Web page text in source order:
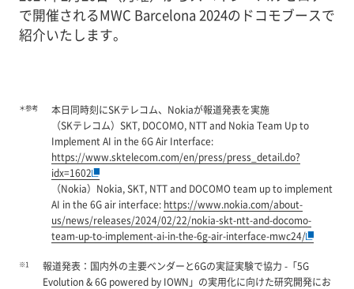
で開催されるMWC Barcelona 2024のドコモブースで
紹介いたします。
＊参考
本日同時刻にSKテレコム、Nokiaが報道発表を実施
（SKテレコム）SKT, DOCOMO, NTT and Nokia Team Up to
Implement AI in the 6G Air Interface:
https://www.sktelecom.com/en/press/press_detail.do?
idx=1602
（Nokia）Nokia, SKT, NTT and DOCOMO team up to implement
AI in the 6G air interface: https://www.nokia.com/about-
us/news/releases/2024/02/22/nokia-skt-ntt-and-docomo-
team-up-to-implement-ai-in-the-6g-air-interface-mwc24/
※1
報道発表：国内外の主要ベンダーと6Gの実証実験で協力 -「5G
Evolution & 6G powered by IOWN」の実用化に向けた研究開発にお